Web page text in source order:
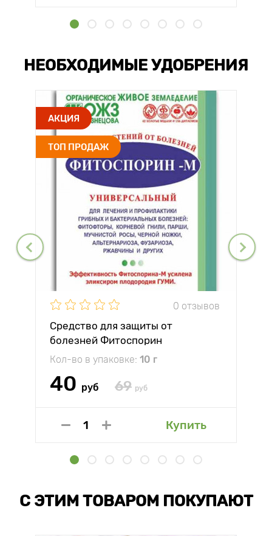
НЕОБХОДИМЫЕ УДОБРЕНИЯ
АКЦИЯ
ТОП ПРОДАЖ
0 отзывов
Средство для защиты от
болезней Фитоспорин
Кол-во в упаковке: 10 г
40 руб 69 руб
Купить
С ЭТИМ ТОВАРОМ ПОКУПАЮТ